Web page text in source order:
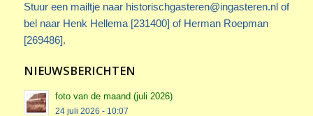
Stuur een mailtje naar historischgasteren@ingasteren.nlof
bel naar Henk Hellema [231400] of Herman Roepman
[269486].
NIEUWSBERICHTEN
foto van de maand (juli 2026)
24 juli 2026 - 10:07